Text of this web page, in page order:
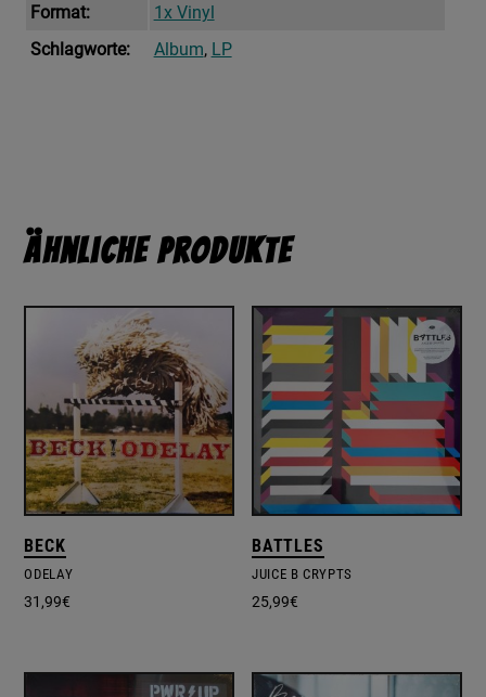
Format:
1x Vinyl
Schlagworte:
Album, LP
Ähnliche Produkte
BECK
ODELAY
31,99€
BATTLES
JUICE B CRYPTS
25,99€